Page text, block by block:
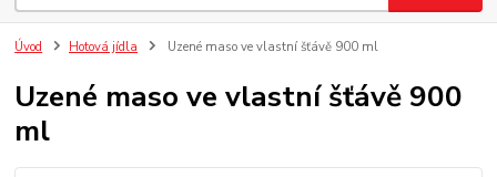
Úvod Hotová jídla Uzené maso ve vlastní šťávě 900 ml
Uzené maso ve vlastní šťávě 900
ml